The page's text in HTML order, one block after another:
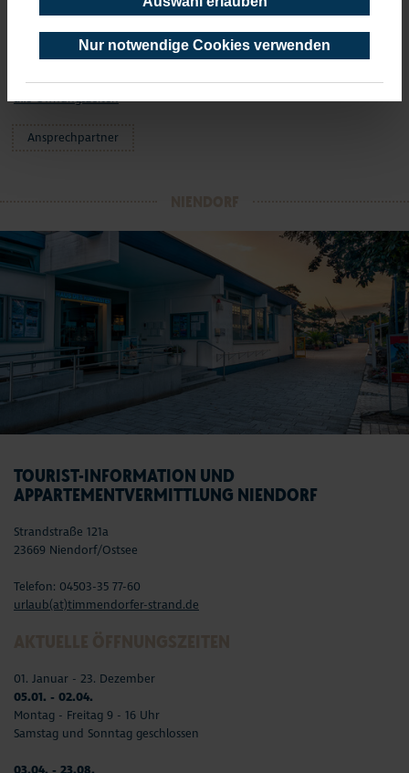
Nur notwendige Cookies verwenden
Samstag und Sonntag geschlossen
Feiertag 10 - 15 Uhr
alle Öffnungszeiten
Ansprechpartner
TOURIST-INFORMATION UND
APPARTEMENTVERMITTLUNG NIENDORF
Strandstraße 121a
23669 Niendorf/Ostsee
Telefon: 04503-35 77-60
urlaub(at)timmendorfer-strand.de
01. Januar - 23. Dezember
05.01. - 02.04.
Montag - Freitag 9 - 16 Uhr
Samstag und Sonntag geschlossen
03.04. - 23.08.